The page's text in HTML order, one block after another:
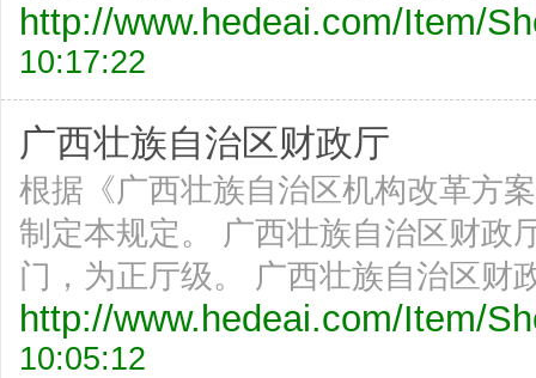
http://www.hedeai.com/Item/
10:17:22
广西壮族自治区财政厅
根据《广西壮族自治区机构改革方
制定本规定。 广西壮族自治区财政
门，为正厅级。 广西壮族自治区财
http://www.hedeai.com/Item/
10:05:12